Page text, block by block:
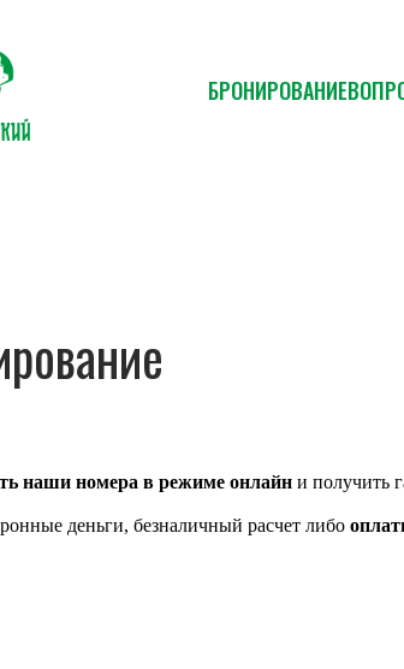
БРОНИРОВАНИЕ
наши номера в режиме онлайни получить
деньги, безналичный расчет либо